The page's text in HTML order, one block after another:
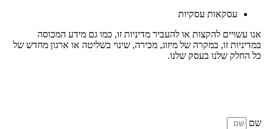
עסקאות עסקיות
אנו עשויים להקצות או להעביר מדיניות זו, כמו גם מידע המכוסה
במדיניות זו, במקרה של מיזוג, מכירה, שינוי בשליטה או ארגון מחדש של
כל החלק שלנו בעסק שלנו.
שם